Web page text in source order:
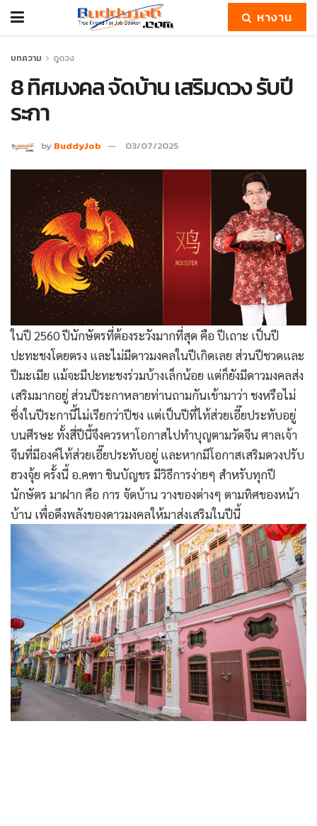
หางาน
บทความ ดูดวง
8 ทิศมงคล จัดบ้าน เสริมดวง รับปี
ระกา
by BuddyJob 03/07/2025
ในปี 2560 ปีนักษัตรที่ต้องระวังมากที่สุด คือ ปีเถาะ เป็นปี
ปะทะชงโดยตรง และไม่มีดาวมงคลในปีเกิดเลย ส่วนปีชวดและ
ปีมะเมีย แม้จะมีปะทะชงร่วมบ้างเล็กน้อย แต่ก็ยังมีดาวมงคลส่ง
เสริมมากอยู่ ส่วนปีระกาหลายท่านถามกันเข้ามาว่า ชงหรือไม่
ซึ่งในปีระกานี้ไม่เรียกว่าปีชง แต่เป็นปีที่ไท้ส่วยเอี๊ยประทับอยู่
บนศีรษะ ทั้งสี่ปีนี้จึงควรหาโอกาสไปทำบุญตามวัดจีน ศาลเจ้า
จีนที่มีองค์ไท้ส่วยเอี๊ยประทับอยู่ และหากมีโอกาสเสริมดวงปรับ
ฮวงจุ้ย ครั้งนี้ อ.คฑา ชินบัญชร มีวิธีการง่ายๆ สำหรับทุกปี
นักษัตร มาฝาก คือ การ จัดบ้าน วางของต่างๆ ตามทิศของหน้า
บ้าน เพื่อดึงพลังของดาวมงคลให้มาส่งเสริมในปีนี้